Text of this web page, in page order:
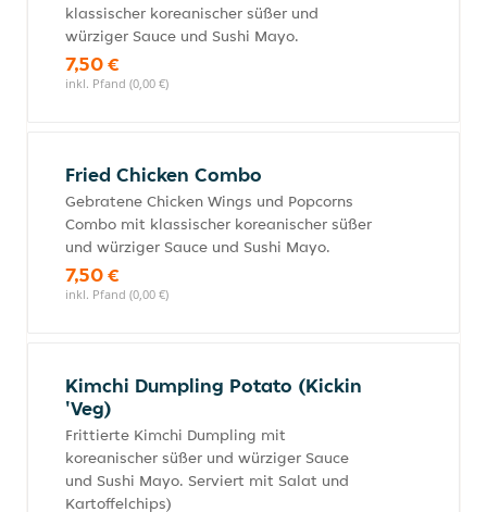
klassischer koreanischer süßer und
würziger Sauce und Sushi Mayo.
7,50 €
inkl. Pfand (0,00 €)
Fried Chicken Combo
Gebratene Chicken Wings und Popcorns
Combo mit klassischer koreanischer süßer
und würziger Sauce und Sushi Mayo.
7,50 €
inkl. Pfand (0,00 €)
Kimchi Dumpling Potato (Kickin
'Veg)
Frittierte Kimchi Dumpling mit
koreanischer süßer und würziger Sauce
und Sushi Mayo. Serviert mit Salat und
Kartoffelchips)